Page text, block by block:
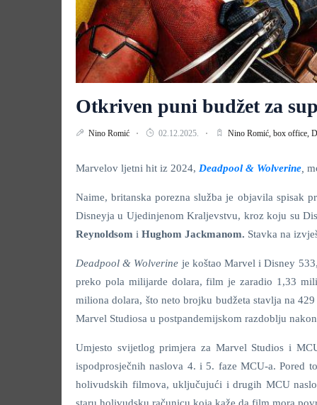
Otkriven puni budžet za
Nino Romić 02.12.2025. Nino Romić, box office,
Marvelov ljetni hit iz 2024, Deadpool & Wolverine
Naime, britanska porezna služba je objavila spisak
Disneyja u Ujedinjenom Kraljevstvu, kroz koju su
Reynoldsom i Hughom Jackmanom. Stavka na
Deadpool & Wolverine je koštao Marvel i Disney
preko pola milijarde dolara, film je zaradio 1,33
miliona dolara, što neto brojku budžeta stavlja na
Marvel Studiosa u postpandemijskom razdoblju
Umjesto svijetlog primjera za Marvel Studios i
ispodprosječnih naslova 4. i 5. faze MCU-a. Pored
holivudskih filmova, uključujući i drugih MCU
staru holivudsku računicu koja kaže da film mora